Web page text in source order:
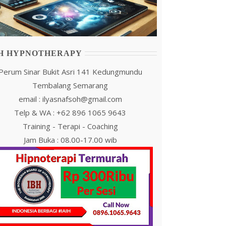
HYPNOTHERAPY
Sinar Bukit Asri 141 Kedungmundu
Tembalang Semarang
email : ilyasnafsoh@gmail.com
Telp & WA : +62 896 1065 9643
Training - Terapi - Coaching
Jam Buka : 08.00-17.00 wib